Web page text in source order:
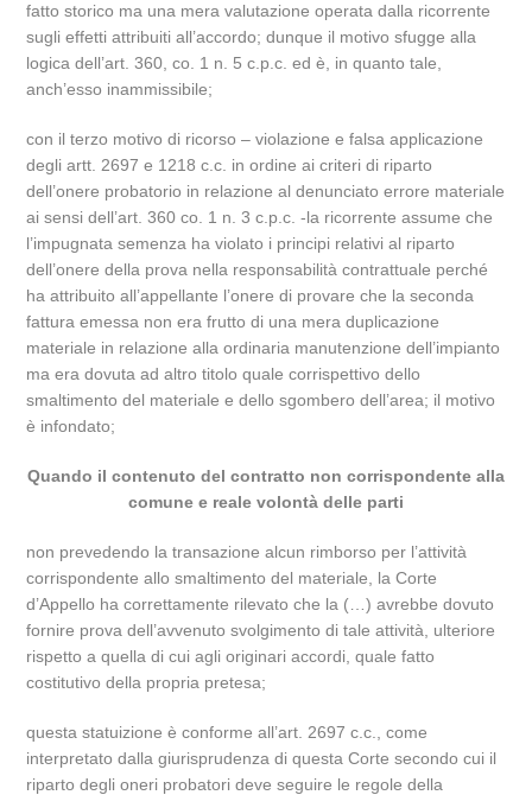
fatto storico ma una mera valutazione operata dalla ricorrente
sugli effetti attribuiti all’accordo; dunque il motivo sfugge alla
logica dell’art. 360, co. 1 n. 5 c.p.c. ed è, in quanto tale,
anch’esso inammissibile;
con il terzo motivo di ricorso – violazione e falsa applicazione
degli artt. 2697 e 1218 c.c. in ordine ai criteri di riparto
dell’onere probatorio in relazione al denunciato errore materiale
ai sensi dell’art. 360 co. 1 n. 3 c.p.c. -la ricorrente assume che
l’impugnata semenza ha violato i principi relativi al riparto
dell’onere della prova nella responsabilità contrattuale perché
ha attribuito all’appellante l’onere di provare che la seconda
fattura emessa non era frutto di una mera duplicazione
materiale in relazione alla ordinaria manutenzione dell’impianto
ma era dovuta ad altro titolo quale corrispettivo dello
smaltimento del materiale e dello sgombero dell’area; il motivo
è infondato;
Quando il contenuto del contratto non corrispondente alla
comune e reale volontà delle parti
non prevedendo la transazione alcun rimborso per l’attività
corrispondente allo smaltimento del materiale, la Corte
d’Appello ha correttamente rilevato che la (…) avrebbe dovuto
fornire prova dell’avvenuto svolgimento di tale attività, ulteriore
rispetto a quella di cui agli originari accordi, quale fatto
costitutivo della propria pretesa;
questa statuizione è conforme all’art. 2697 c.c., come
interpretato dalla giurisprudenza di questa Corte secondo cui il
riparto degli oneri probatori deve seguire le regole della